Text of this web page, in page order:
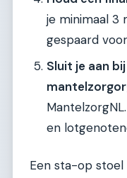
je minimaal 3
gespaard
Sluit je aan
en
Een sta-op